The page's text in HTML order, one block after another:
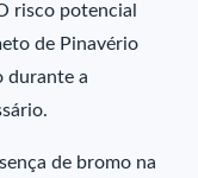
risco potencial
de Pinavério
durante a
de bromo na